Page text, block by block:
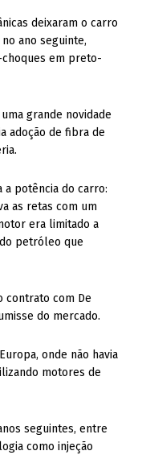
deixaram o carro
ano seguinte,
em preto-
grande novidade
adoção de fibra de
a potência do carro:
as retas com um
era limitado a
petróleo que
contrato com De
do mercado.
onde não havia
motores de
seguintes, entre
como injeção